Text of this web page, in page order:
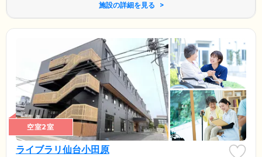
施設の詳細を見る
空室2室
ライブラリ仙台小田原